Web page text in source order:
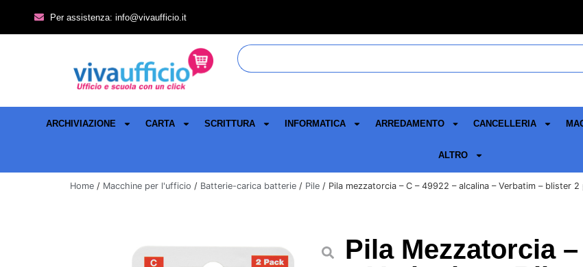
Per assistenza: info@vivaufficio.it
ARCHIVIAZIONE CARTA SCRITTURA INFORMATICA ARREDAMENTO CANCELLERIA
ALTRO
Home / Macchine per l'ufficio / Batterie-carica batterie / Pile / Pila mezzatorcia – C – 49922 – alcalina – Verbatim – blister 2
Pila Mezzatorcia